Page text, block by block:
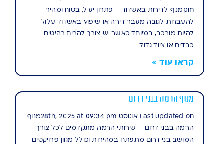
pmמנוף לדירות באשדוד – פתרון יעיל, בטוח ומהיר
להעברות לגובה מעבר דירה או שיפוץ באשדוד עלול
להיות מורכב, במיוחד כאשר יש צורך להרים רהיטים
כבדים או ציוד גדול
קראו עוד »
מנוף הרמה בבני דרום
Last updated on אוגוסט 28th, 2025 at 09:34 pmמנוף
הרמה בבני דרום – שירותי הרמה מתקדמים לכל צורך
המושב בני דרום מתפתח במהירות וכולל מגוון פרויקטים